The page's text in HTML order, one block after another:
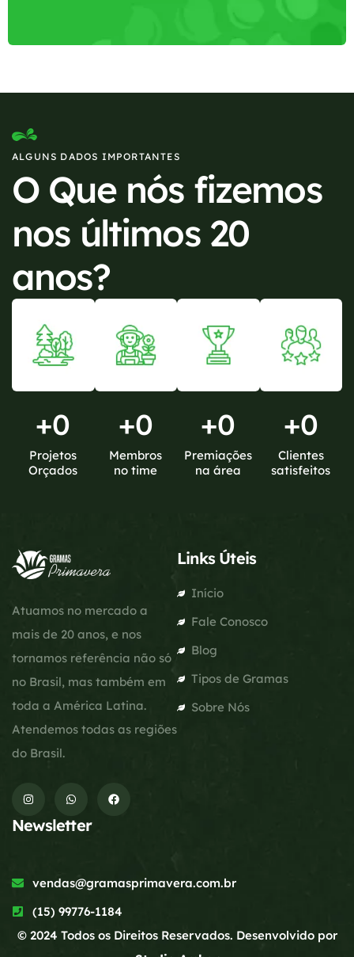
ALGUNS DADOS IMPORTANTES
O Que nós fizemos
nos últimos 20
anos?
+0
Projetos
Orçados
+0
Membros
no time
+0
Premiações
na área
+0
Clientes
satisfeitos
Atuamos no mercado a
mais de 20 anos, e nos
tornamos referência não só
no Brasil, mas também em
toda a América Latina.
Atendemos todas as regiões
do Brasil.
Links Úteis
Início
Fale Conosco
Blog
Tipos de Gramas
Sobre Nós
Newsletter
vendas@gramasprimavera.com.br
(15) 99776-1184
© 2024 Todos os Direitos Reservados. Desenvolvido por